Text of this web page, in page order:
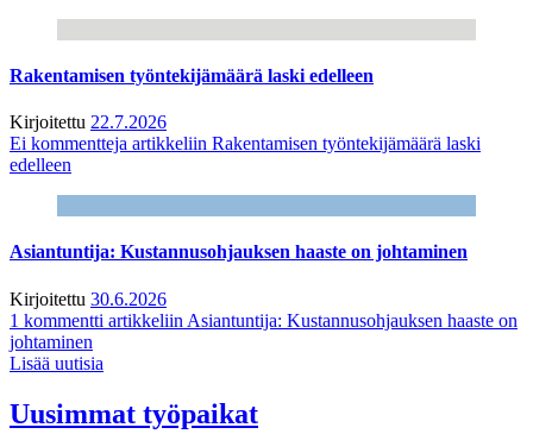
Rakentamisen työntekijämäärä laski edelleen
Kirjoitettu 22.7.2026
Ei kommentteja artikkeliin Rakentamisen työntekijämäärä laski
edelleen
Asiantuntija: Kustannusohjauksen haaste on johtaminen
Kirjoitettu 30.6.2026
1 kommentti artikkeliin Asiantuntija: Kustannusohjauksen haaste on
johtaminen
Lisää uutisia
Uusimmat työpaikat